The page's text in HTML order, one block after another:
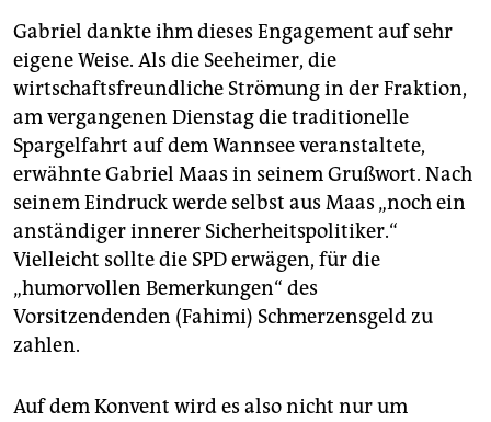
Gabriel dankte ihm dieses Engagement auf sehr
eigene Weise. Als die Seeheimer, die
wirtschaftsfreundliche Strömung in der Fraktion,
am vergangenen Dienstag die traditionelle
Spargelfahrt auf dem Wannsee veranstaltete,
erwähnte Gabriel Maas in seinem Grußwort. Nach
seinem Eindruck werde selbst aus Maas „noch ein
anständiger innerer Sicherheitspolitiker.“
Vielleicht sollte die SPD erwägen, für die
„humorvollen Bemerkungen“ des
Vorsitzendenden (Fahimi) Schmerzensgeld zu
zahlen.
Auf dem Konvent wird es also nicht nur um